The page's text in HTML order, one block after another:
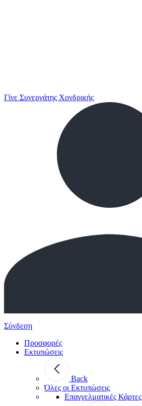
Γίνε Συνεργάτης Χονδρικής
Σύνδεση
Προσφορές
Εκτυπώσεις
Back
Όλες οι Εκτυπώσεις
Επαγγελματικές Κάρτες